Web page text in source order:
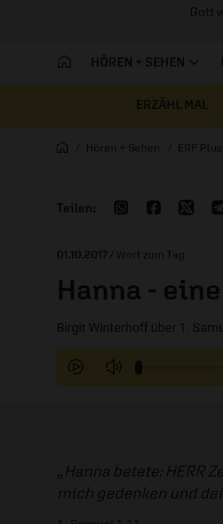
Gott
HÖREN + SEHEN
ERZÄHL MAL
Startseite
Hören + Sehen ERF Plus
01.10.2017 / Wort zum Tag
Hanna -
Birgit Winterhoff über 1.
Hanna betete: HERR
mich gedenken und